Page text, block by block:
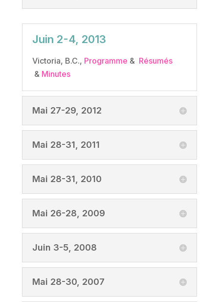
Juin 2-4, 2013
Victoria, B.C., Programme & Résumés
& Minutes
Mai 27-29, 2012
Mai 28-31, 2011
Mai 28-31, 2010
Mai 26-28, 2009
Juin 3-5, 2008
Mai 28-30, 2007